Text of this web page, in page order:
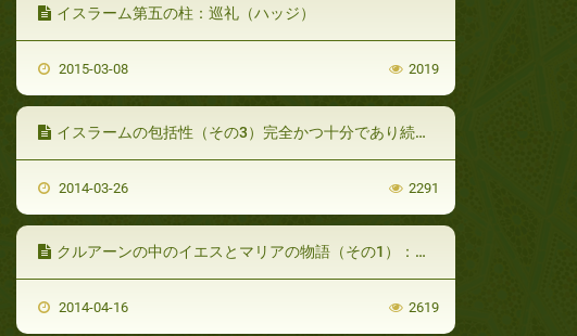
イスラーム第五の柱：巡礼（ハッジ）
2015-03-08 2019
イスラームの包括性（その3）完全かつ十分であり続ける導き
2014-03-26 2291
クルアーンの中のイエスとマリアの物語（その1）：マリア
2014-04-16 2619